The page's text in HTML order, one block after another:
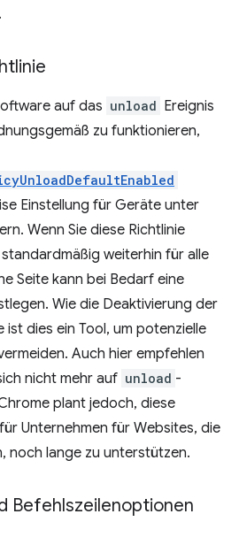
auf das unload Ereignis
zu funktionieren,
Einstellung für Geräte unter
Wenn Sie diese Richtlinie
standardmäßig weiterhin für alle
Seite kann bei Bedarf eine
Wie die Deaktivierung der
dies ein Tool, um potenzielle
Auch hier empfehlen
nicht mehr auf unload -
plant jedoch, diese
Unternehmen für Websites, die
noch lange zu unterstützen.
Befehlszeilenoptionen